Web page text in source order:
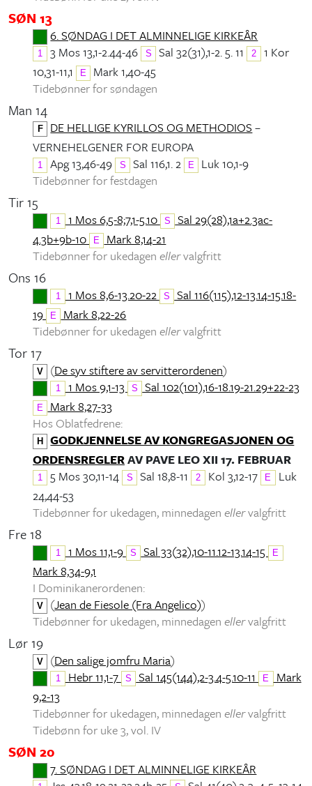
SØN 13
6. SØNDAG I DET ALMINNELIGE KIRKEÅR
1 3 Mos 13,1-2.44-46 S Sal 32(31),1-2. 5. 11 2
1 Kor
10,31-11,1
E
Mark 1,40-45
Tidebønner for søndagen
Man 14
F DE HELLIGE KYRILLOS OG METHODIOS –
VERNEHELGENER FOR EUROPA
1 Apg 13,46-49 S Sal 116,1. 2 E
Luk 10,1-9
Tidebønner for festdagen
Tir 15
1 1 Mos 6,5-8;7,1-5.10 S
Sal 29(28),1a+2.3ac-
4.3b+9b-10
E
Mark 8,14-21
Tidebønner for ukedagen ellervalgfritt
Ons 16
1 1 Mos 8,6-13.20-22 S
Sal 116(115),12-13.14-15.18-
19
E
Mark 8,22-26
Tidebønner for ukedagen ellervalgfritt
Tor 17
V (De syv stiftere av servitterordenen)
1 1 Mos 9,1-13 S Sal 102(101),16-18.19-21.29+22-23
E
Mark 8,27-33
Hos Oblatfedrene:
H
GODKJENNELSE AV KONGREGASJONEN OG
ORDENSREGLERAV PAVE LEO XII 17. FEBRUAR
1 5 Mos 30,11-14 S Sal 18,8-11 2 Kol 3,12-17 E Luk
24,44-53
Tidebønner for ukedagen, minnedagen ellervalgfritt
Fre 18
1 1 Mos 11,1-9 S Sal 33(32),10-11.12-13.14-15 E
Mark 8,34-9,1
I Dominikanerordenen:
V (Jean de Fiesole (Fra Angelico))
Tidebønner for ukedagen, minnedagen ellervalgfritt
Lør 19
V (Den salige jomfru Maria)
1 Hebr 11,1-7 S Sal 145(144),2-3.4-5.10-11 E Mark
9,2-13
Tidebønner for ukedagen, minnedagen ellervalgfritt
Tidebønn for uke 3, vol. IV
SØN 20
7. SØNDAG I DET ALMINNELIGE KIRKEÅR